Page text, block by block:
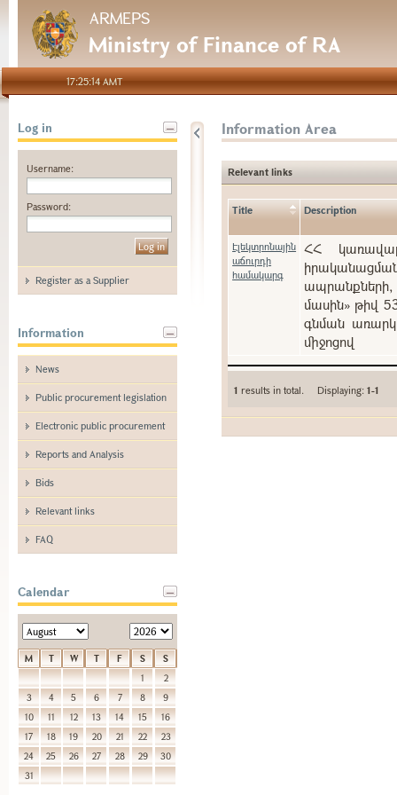
ARMEPS
Ministry of Finance of RA
17:25:14 AMT
Log in
Username:
Password:
Register as a Supplier
Information
News
Public procurement legislation
Electronic public procurement
Reports and Analysis
Bids
Relevant links
FAQ
Calendar
M T W T F S
S
1
2
3
4 5 6 7 8
9
10
11 12 13 14 15
16
17
18 19 20 21 22
23
24
25 26 27 28 29
30
31
Information Area
Relevant links
Title Description
Էլեկտրոնային
աճուրդի
համակարգ
ՀՀ
ապրանքների,
մասին» թիվ
գնման
միջոցով
1 results in total. Displaying:1-1